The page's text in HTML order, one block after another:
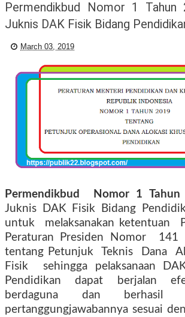
Permendikbud Nomor 1 Tahun
Juknis DAK Fisik Bidang
March 03, 2019
Permendikbud Nomor 1 Tahun
Juknis DAK Fisik Bidang
untuk
melaksanakan ketentuan
Peraturan Presiden Nomor
141
tentang Petunjuk
Teknis Dana
Fisik
sehingga pelaksanaan
Pendidikan dapat berjalan
berdaguna dan berhasil
pertanggungjawabannya sesuai